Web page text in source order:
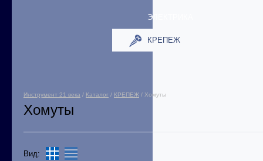
ЭЛЕКТРИКА
КРЕПЕЖ
Инструмент 21 века / Каталог / КРЕПЕЖ / Хомуты
Хомуты
Вид: